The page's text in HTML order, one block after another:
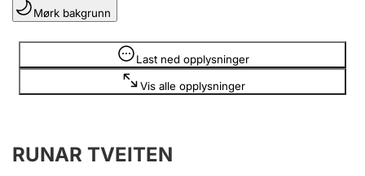
Lag og forening
Registrere, endre, slette
Årsregnskap
Mørk bakgrunn
Last ned opplysninger
Vis alle opplysninger
Opplysninger er skjult
RUNAR TVEITEN